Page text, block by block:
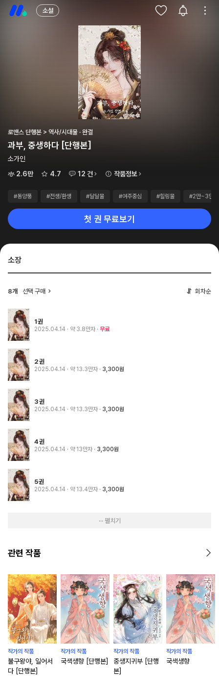
소설
로맨스 단행본 > 역사/시대물 · 완결
과부, 중생하다 [단행본]
소가인
2.6만
4.7 12 건 작품정보
#동양풍 #전생/환생 #달달물 #여주중심 #힐링물 #2만~3만원
첫 권 무료보기
소장
8개 선택 구매 회차순
1권
2025.04.14 · 약 3.8만자 무료
2권
2025.04.14 · 약 13.3만자 3,300원
3권
2025.04.14 · 약 13.3만자 3,300원
4권
2025.04.14 · 약 13만자 3,300원
5권
2025.04.14 · 약 13.4만자 3,300원
··· 펼치기
관련 작품
작가의 작품
불구왕야, 일어서
다 [단행본]
작가의 작품
국색생향 [단행본]
작가의 작품
중생지귀부 [단행
본]
작가의 작품
국색생향